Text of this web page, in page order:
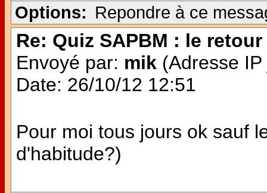
Options: Repondre à ce
Re: Quiz SAPBM : le retour
Envoyé par: mik (Adresse
Date: 26/10/12 12:51
Pour moi tous jours ok sauf
d'habitude?)